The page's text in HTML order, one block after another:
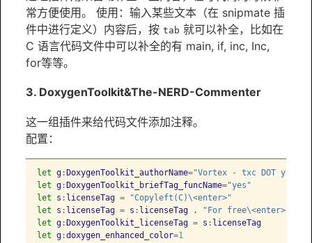
常方便使用。 使用：输入某些文本（在 snipmate 插
件中进行定义）内容后，按 tab 就可以补全，比如在
C 语言代码文件中可以补全的有 main, if, inc, Inc,
for等等。
3. DoxygenToolkit&The-NERD-Commenter
这一组插件来给代码文件添加注释。
配置：
let g : DoxygenToolkit_authorName="Vortex - txc DOT yang
let g : DoxygenToolkit_briefTag_funcName="yes"
let
s : licenseTag =
"Copyleft(C)\<enter>"
let
s : licenseTag = s : licenseTag .
"For free\<enter>"
let g : DoxygenToolkit_licenseTag = s : licenseTag
let g :doxygen_enhanced_color=1